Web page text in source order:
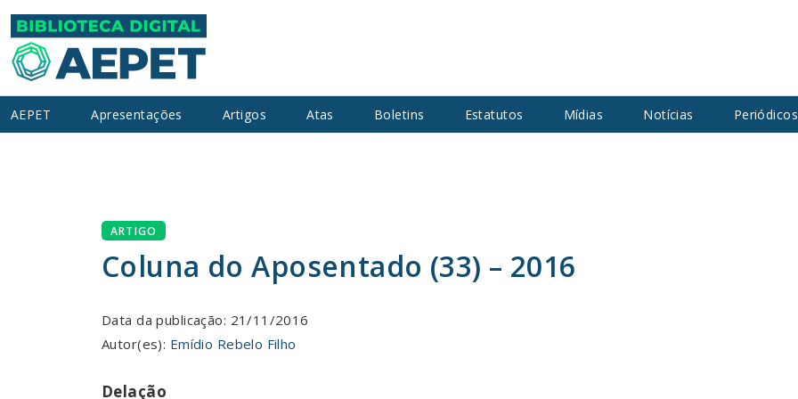
AEPET Apresentações Artigos Atas Boletins Estatutos Mídias Notícias Periódicos
ARTIGO
Coluna do Aposentado (33) – 2016
Data da publicação: 21/11/2016
Autor(es): Emídio Rebelo Filho
Delação